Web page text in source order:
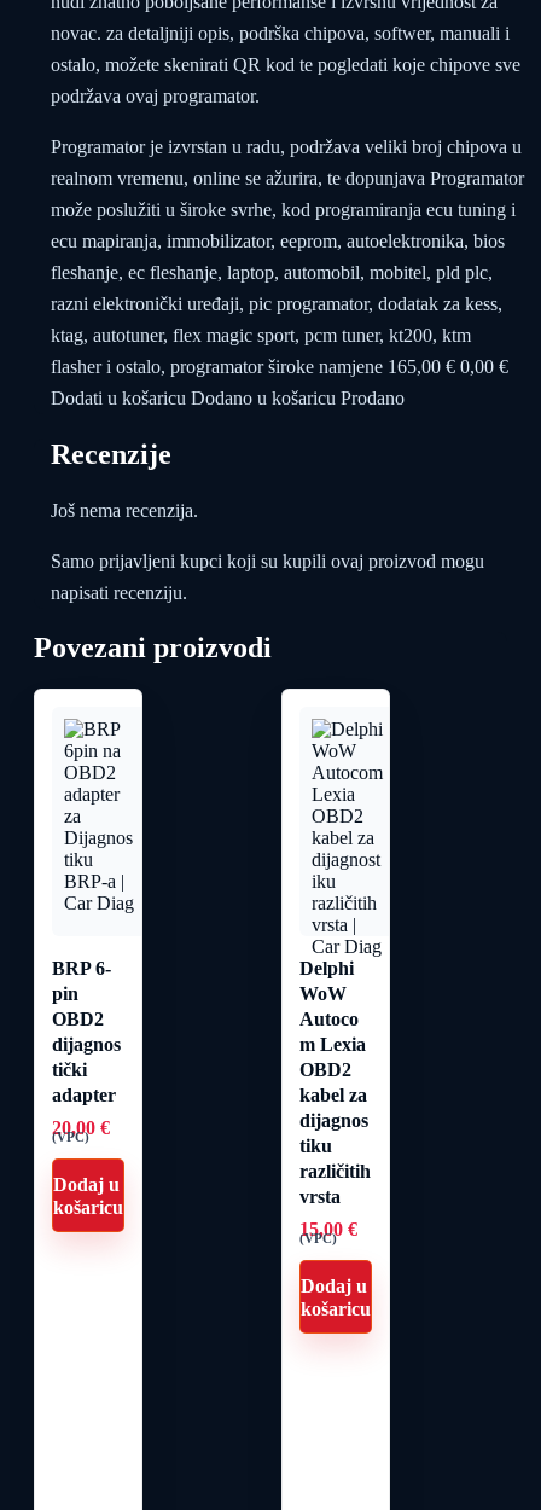
novac. za detaljniji opis, podrška chipova, softwer, manuali i
ostalo, možete skenirati QR kod te pogledati koje chipove sve
podržava ovaj programator.
Programator je izvrstan u radu, podržava veliki broj chipova u
realnom vremenu, online se ažurira, te dopunjava Programator
može poslužiti u široke svrhe, kod programiranja ecu tuning i
ecu mapiranja, immobilizator, eeprom, autoelektronika, bios
fleshanje, ec fleshanje, laptop, automobil, mobitel, pld plc,
razni elektronički uređaji, pic programator, dodatak za kess,
ktag, autotuner, flex magic sport, pcm tuner, kt200, ktm
flasher i ostalo, programator široke namjene 165,00 € 0,00 €
Dodati u košaricu Dodano u košaricu Prodano
Recenzije
Još nema recenzija.
Samo prijavljeni kupci koji su kupili ovaj proizvod mogu
napisati recenziju.
Povezani proizvodi
BRP 6-
pin
OBD2
dijagnos
tički
adapter
20,00 €
(VPC)
Dodaj u
košaricu
Delphi
WoW
Autoco
m Lexia
OBD2
kabel za
dijagnos
tiku
različitih
vrsta
15,00 €
(VPC)
Dodaj u
košaricu